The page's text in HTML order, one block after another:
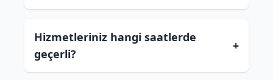
Hizmetleriniz hangi saatlerde
geçerli?
+